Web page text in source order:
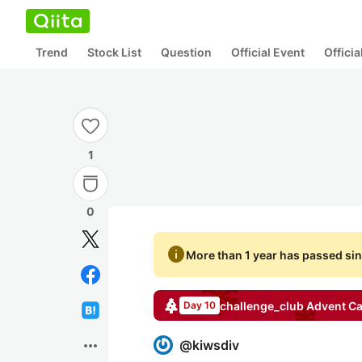
Trend Stock List Question Official Event
1
0
more_horiz
infoMore than 1 year has passed
Day 10 challenge_clubAdvent
@kiwsdiv